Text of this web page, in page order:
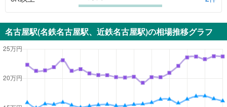
名古屋駅(名鉄名古屋駅、近鉄名古屋駅)の相場推移グラフ